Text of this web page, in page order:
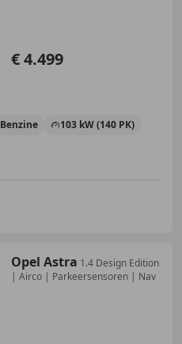
€ 4.499
Benzine 103 kW (140 PK)
Opel Astra 1.4 Design Edition
| Airco | Parkeersensoren | Nav